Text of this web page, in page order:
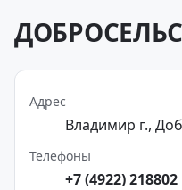
Адрес
Владимир г.,
Телефоны
+7 (4922) 218802